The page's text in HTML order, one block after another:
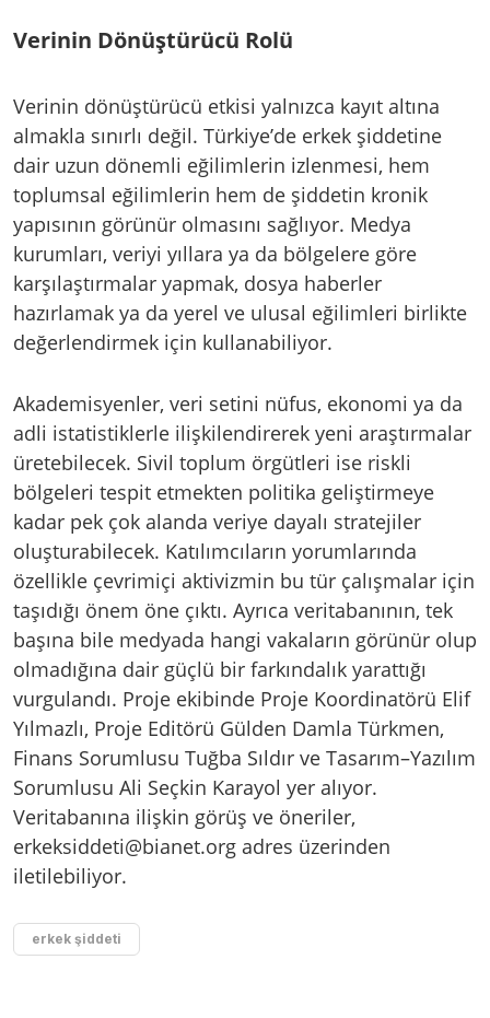
Verinin Dönüştürücü Rolü
Verinin dönüştürücü etkisi yalnızca kayıt altına
almakla sınırlı değil. Türkiye’de erkek şiddetine
dair uzun dönemli eğilimlerin izlenmesi, hem
toplumsal eğilimlerin hem de şiddetin kronik
yapısının görünür olmasını sağlıyor. Medya
kurumları, veriyi yıllara ya da bölgelere göre
karşılaştırmalar yapmak, dosya haberler
hazırlamak ya da yerel ve ulusal eğilimleri birlikte
değerlendirmek için kullanabiliyor.
Akademisyenler, veri setini nüfus, ekonomi ya da
adli istatistiklerle ilişkilendirerek yeni araştırmalar
üretebilecek. Sivil toplum örgütleri ise riskli
bölgeleri tespit etmekten politika geliştirmeye
kadar pek çok alanda veriye dayalı stratejiler
oluşturabilecek. Katılımcıların yorumlarında
özellikle çevrimiçi aktivizmin bu tür çalışmalar için
taşıdığı önem öne çıktı. Ayrıca veritabanının, tek
başına bile medyada hangi vakaların görünür olup
olmadığına dair güçlü bir farkındalık yarattığı
vurgulandı. Proje ekibinde Proje Koordinatörü Elif
Yılmazlı, Proje Editörü Gülden Damla Türkmen,
Finans Sorumlusu Tuğba Sıldır ve Tasarım–Yazılım
Sorumlusu Ali Seçkin Karayol yer alıyor.
Veritabanına ilişkin görüş ve öneriler,
erkeksiddeti@bianet.org adres üzerinden
iletilebiliyor.
erkek şiddeti